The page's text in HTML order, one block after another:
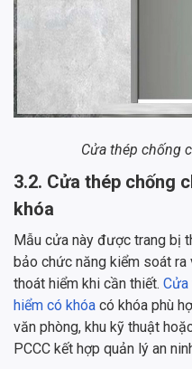
Cửa thép chống
3.2. Cửa thép chống
khóa
Mẫu cửa này được trang bị
bảo chức năng kiểm soát
thoát hiểm khi cần thiết. Cửa
hiểm có khóa có khóa phù
văn phòng, khu kỹ thuật
PCCC kết hợp quản lý an